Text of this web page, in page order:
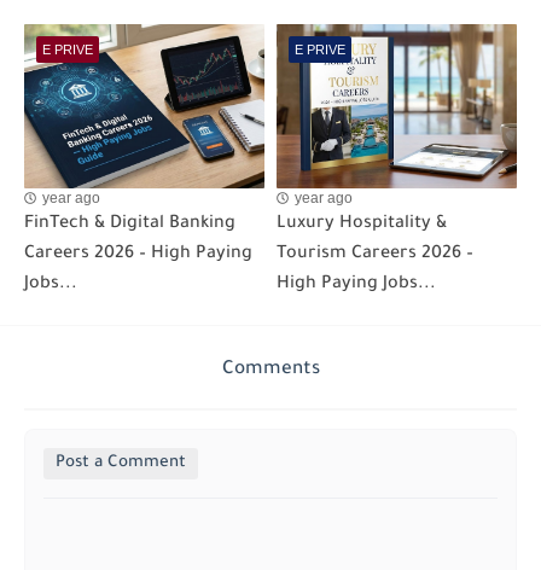
E PRIVE
year ago
FinTech & Digital Banking
Careers 2026 – High Paying
Jobs...
E PRIVE
year ago
Luxury Hospitality &
Tourism Careers 2026 –
High Paying Jobs...
Comments
Post a Comment